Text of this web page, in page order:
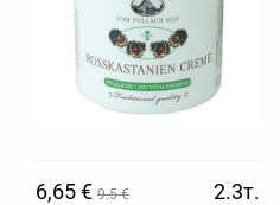
6,65 € 9.5 €
2.3т.